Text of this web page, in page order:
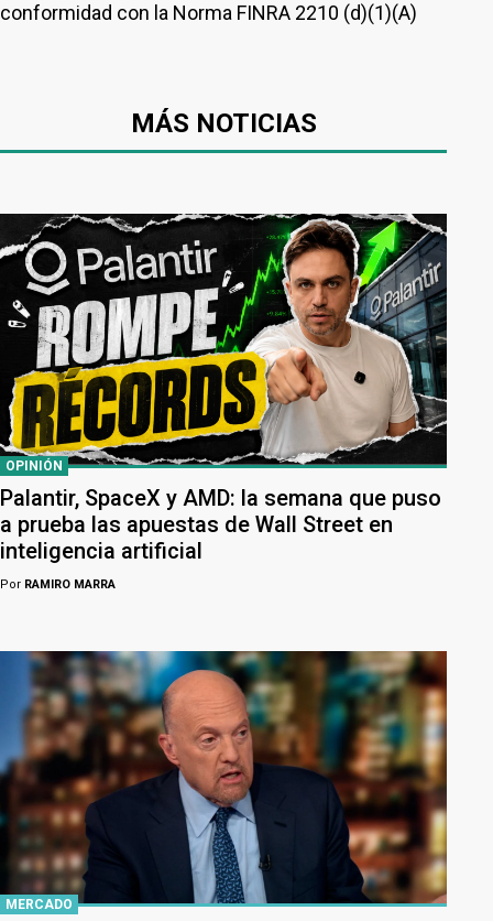
conformidad con la Norma FINRA 2210 (d)(1)(A)
MÁS NOTICIAS
OPINIÓN
Palantir, SpaceX y AMD: la semana que puso
a prueba las apuestas de Wall Street en
inteligencia artificial
Por RAMIRO MARRA
MERCADO